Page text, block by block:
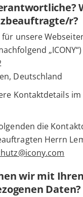
r?
unsere
„ICONY“)
Deutschland
Kontaktdetails
die
Herrn
wir mit Ihren
Daten?